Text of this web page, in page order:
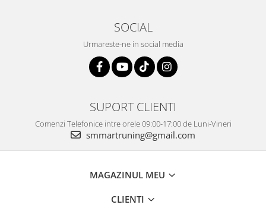
SOCIAL
Urmareste-ne in social media
SUPORT CLIENTI
Comenzi Telefonice intre orele 09:00-17:00 de Luni-Vineri
smmartruning@gmail.com
MAGAZINUL MEU
CLIENTI